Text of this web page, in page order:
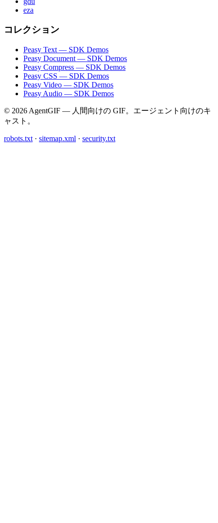
eza
コレクション
Peasy Text — SDK Demos
Peasy Document — SDK Demos
Peasy Compress — SDK Demos
Peasy CSS — SDK Demos
Peasy Video — SDK Demos
Peasy Audio — SDK Demos
© 2026 AgentGIF — 人間向けの GIF。エージェント向けのキ
ャスト。
robots.txt · sitemap.xml · security.txt